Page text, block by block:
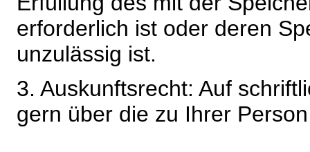
erforderlich ist oder deren
unzulässig ist.
3. Auskunftsrecht: Auf
gern über die zu Ihrer